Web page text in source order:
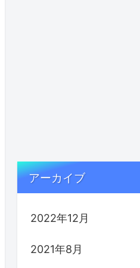
アーカイブ
2022年12月
2021年8月